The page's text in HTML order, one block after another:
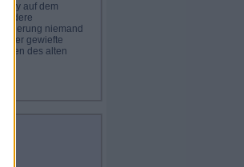
auf dem
niemand
Der gewiefte
des alten